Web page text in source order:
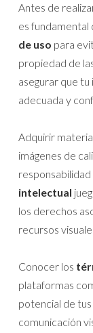
Antes de
es fundamental
de uso para
propiedad de
asegurar que tu
adecuada y
Adquirir
imágenes de
responsabilidad
intelectual
los derechos
recursos
Conocer los
plataformas
potencial de
comunicación